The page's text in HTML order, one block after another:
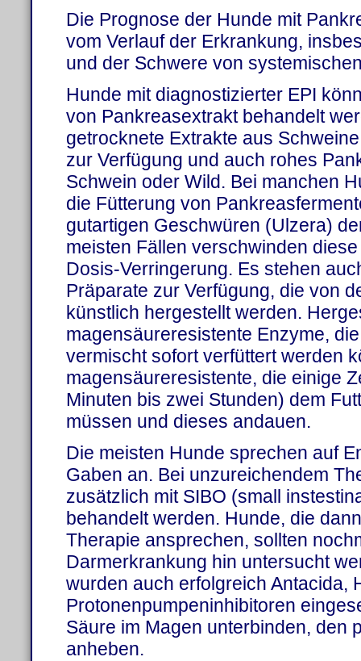
Die Prognose der Hunde mit
vom Verlauf der Erkrankung,
und der Schwere von
Hunde mit diagnostizierter EPI
von Pankreasextrakt behandelt
getrocknete Extrakte aus
zur Verfügung und auch rohes
Schwein oder Wild. Bei manchen
die Fütterung von
gutartigen Geschwüren (Ulzera)
meisten Fällen verschwinden
Dosis-Verringerung. Es stehen
Präparate zur Verfügung, die von
künstlich hergestellt werden.
magensäureresistente Enzyme,
vermischt sofort verfüttert werden
magensäureresistente, die einige
Minuten bis zwei Stunden) dem
müssen und dieses andauen.
Die meisten Hunde sprechen auf
Gaben an. Bei unzureichendem
zusätzlich mit SIBO (small
behandelt werden. Hunde, die
Therapie ansprechen, sollten
Darmerkrankung hin untersucht
wurden auch erfolgreich Antacida,
Protonenpumpeninhibitoren
Säure im Magen unterbinden, den
anheben.